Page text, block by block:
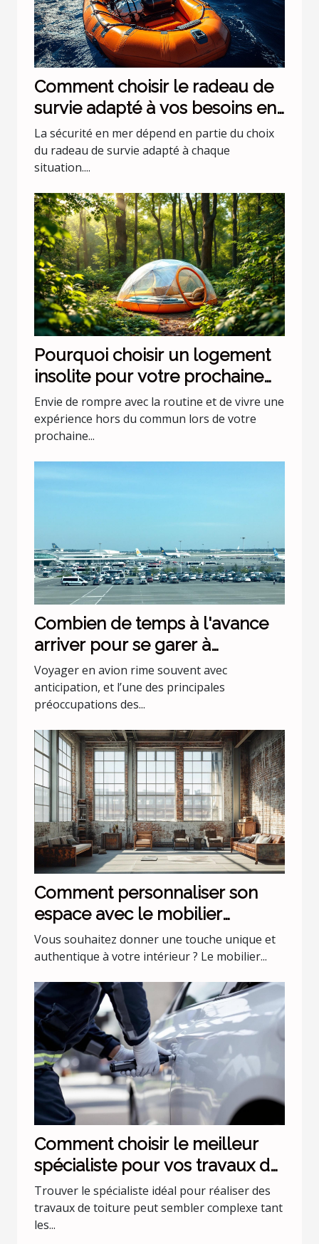
Comment choisir le radeau de
survie adapté à vos besoins en
mer ?
La sécurité en mer dépend en partie du choix
du radeau de survie adapté à chaque
situation....
Pourquoi choisir un logement
insolite pour votre prochaine
escapade ?
Envie de rompre avec la routine et de vivre une
expérience hors du commun lors de votre
prochaine...
Combien de temps à l'avance
arriver pour se garer à
l'aéroport Lyon Saint Exupéry ?
Voyager en avion rime souvent avec
anticipation, et l’une des principales
préoccupations des...
Comment personnaliser son
espace avec le mobilier
industriel ?
Vous souhaitez donner une touche unique et
authentique à votre intérieur ? Le mobilier...
Comment choisir le meilleur
spécialiste pour vos travaux de
toiture ?
Trouver le spécialiste idéal pour réaliser des
travaux de toiture peut sembler complexe tant
les...